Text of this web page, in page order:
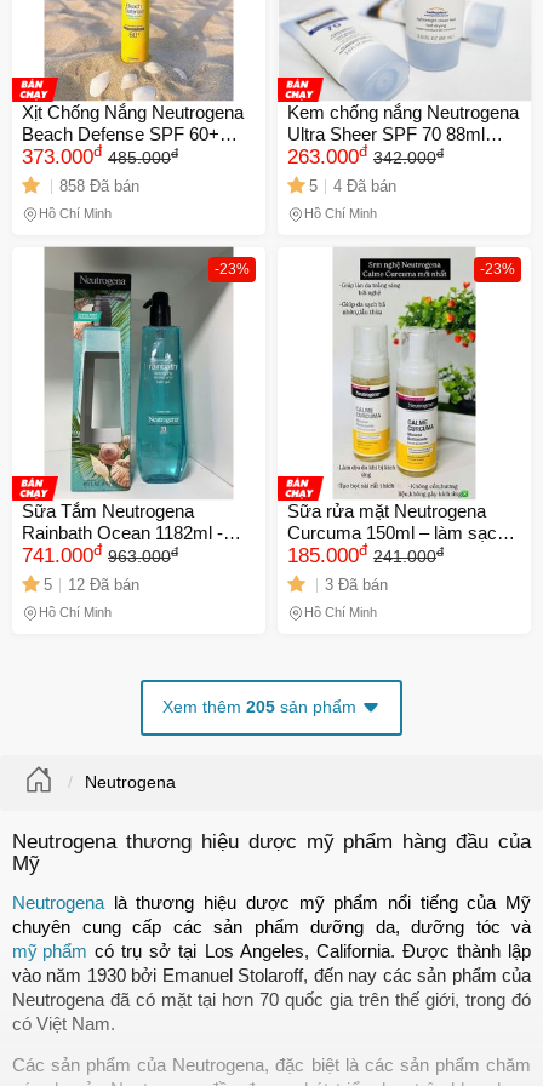
Xịt Chống Nắng Neutrogena
Beach Defense SPF 60+
240g - Bảo Vệ Da, Chống
Nắng Hiệu Quả, Thích Hợp
Cho Bãi Biển
373.000đ 485.000đ
858 Đã bán
Hồ Chí Minh
Kem chống nắng Neutrogena
Ultra Sheer SPF 70 88ml
405070
263.000đ 342.000đ
5 4 Đã bán
Hồ Chí Minh
-23%
Sữa Tắm Neutrogena
Rainbath Ocean 1182ml -
Sản Phẩm Chăm Sóc Da
Màu Xanh Tươi Mát, Dưỡng
Ẩm Làn Da Mềm Mại
741.000đ 963.000đ
5 12 Đã bán
Hồ Chí Minh
-23%
Sữa rửa mặt Neutrogena
Curcuma 150ml – làm sạch
nhẹ nhàng, hỗ trợ da mụn
185.000đ 241.000đ
3 Đã bán
Hồ Chí Minh
Xem thêm 205 sản phẩm
Neutrogena
Neutrogena thương hiệu dược mỹ phẩm hàng đầu của
Mỹ
Neutrogena
là thương hiệu dược mỹ phẩm nổi tiếng của Mỹ
chuyên cung cấp các sản phẩm dưỡng da, dưỡng tóc và
mỹ phẩm có trụ sở tại Los Angeles, California. Được thành lập
vào năm 1930 bởi Emanuel Stolaroff, đến nay các sản phẩm của
Neutrogena đã có mặt tại hơn 70 quốc gia trên thế giới, trong đó
có Việt Nam.
Các sản phẩm của Neutrogena, đặc biệt là các sản phẩm chăm